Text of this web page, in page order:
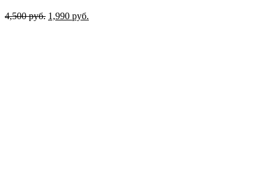
4,500руб. Первоначальная
1,990 руб.